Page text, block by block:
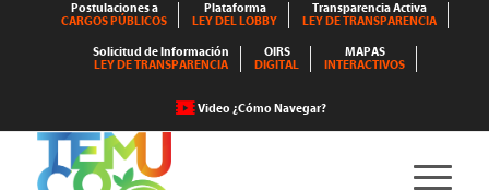
Postulaciones a
CARGOS PÚBLICOS
Plataforma
LEY DEL LOBBY
Transparencia Activa
LEY DE TRANSPARENCIA
Solicitud de Información
LEY DE TRANSPARENCIA
OIRS
DIGITAL
MAPAS
INTERACTIVOS
Video ¿Cómo Navegar?